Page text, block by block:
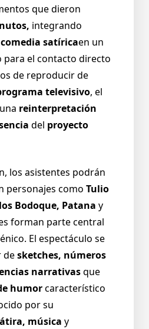
que dieron
integrando
comedia satíricaen un
el contacto directo
de reproducir de
televisivo, el
reinterpretación
del proyecto
los asistentes podrán
personajes como Tulio
Bodoque, Patana y
forman parte central
El espectáculo se
desketches, números
narrativasque
humorcaracterístico
por su
música y